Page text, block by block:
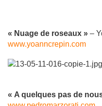
« Nuage de roseaux » –
www.yoanncrepin.com
« A quelques pas de